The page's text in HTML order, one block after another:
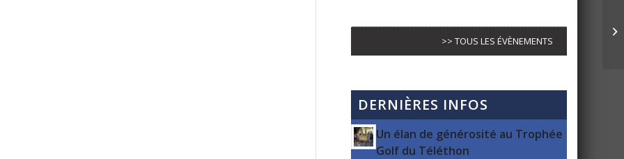
>> TOUS LES ÉVÈNEMENTS
DERNIÈRES INFOS
Un élan de générosité au Trophée
Golf du Téléthon